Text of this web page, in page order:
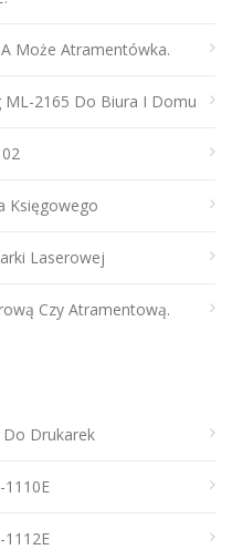
Może Atramentówka.
ML-2165 Do Biura I Domu
Księgowego
Laserowej
Czy Atramentową.
Drukarek